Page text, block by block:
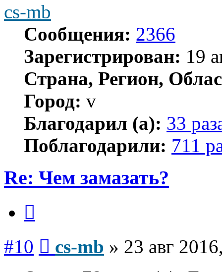
cs-mb
Сообщения: 2366
Зарегистрирован: 19
Страна, Регион,
Город: v
Благодарил (а): 33
Поблагодарили: 711
Re: Чем замазать?
#10 cs-mb » 23 авг